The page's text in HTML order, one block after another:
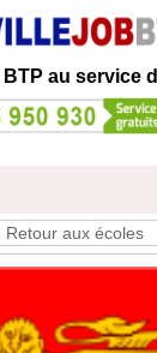
BTP au service
Retour aux écoles